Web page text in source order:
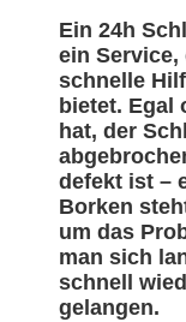
Ein 24h
ein
schnelle
bietet. Egal
hat, der
defekt ist –
Borken
um das
man sich
schnell
gelangen.